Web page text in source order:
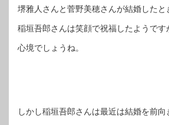
堺雅人さんと菅野美穂さんが結婚したと
稲垣吾郎さんは笑顔で祝福したようです
心境でしょうね。
しかし稲垣吾郎さんは最近は結婚を前向